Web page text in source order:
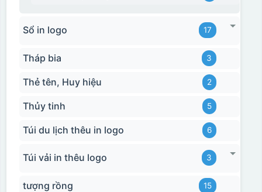
Sổ in logo 17
Tháp bia 3
Thẻ tên, Huy hiệu 2
Thủy tinh 5
Túi du lịch thêu in logo 6
Túi vải in thêu logo 3
tượng rồng 15